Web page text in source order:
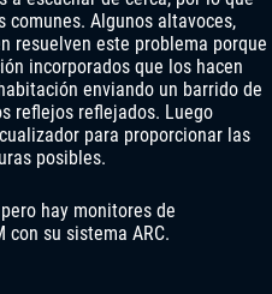
comunes. Algunos altavoces,
resuelven este problema porque
incorporados que los hacen
enviando un barrido de
reflejos reflejados. Luego
para proporcionar las
posibles.
hay monitores de
con su sistema ARC.